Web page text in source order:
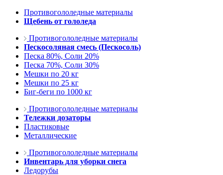
Противогололедные материалы
Щебень от гололеда
Противогололедные материалы
Пескосоляная смесь (Пескосоль)
Песка 80%, Соли 20%
Песка 70%, Соли 30%
Мешки по 20 кг
Мешки по 25 кг
Биг-беги по 1000 кг
Противогололедные материалы
Тележки дозаторы
Пластиковые
Металлические
Противогололедные материалы
Инвентарь для уборки снега
Ледорубы